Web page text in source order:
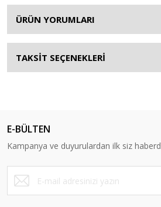
ÜRÜN YORUMLARI
TAKSİT SEÇENEKLERİ
E-BÜLTEN
Kampanya ve duyurulardan ilk siz